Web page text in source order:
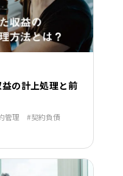
の計上処理と前
管理
契約負債